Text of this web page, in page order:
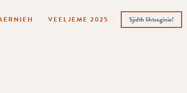
VEELJEME 2025 Sjïdth lïhtseginie!